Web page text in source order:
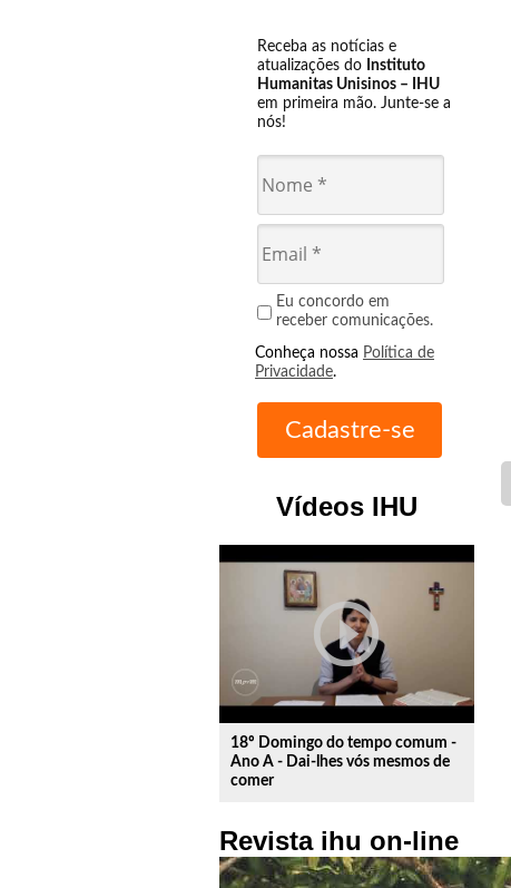
Receba as notícias e
atualizações do Instituto
Humanitas Unisinos – IHU
em primeira mão. Junte-se a
nós!
Eu concordo em
receber comunicações.
Conheça nossa Política de
Privacidade.
Vídeos IHU
play_circle_outline
18º Domingo do tempo comum -
Ano A - Dai-lhes vós mesmos de
comer
Revista ihu on-line